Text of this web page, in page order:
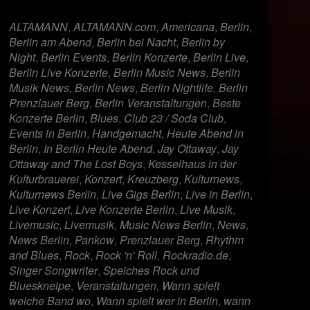
ALTAMANN,ALTAMANN.com,Americana, Berlin,
Berlin am Abend, Berlin bei Nacht, Berlin by
Night, Berlin Events, Berlin Konzerte, Berlin Live,
Berlin Live Konzerte, Berlin Music News, Berlin
Musik News, Berlin News, Berlin Nightlife, Berlin
Prenzlauer Berg, Berlin Veranstaltungen, Beste
Konzerte Berlin, Blues, Club 23 / Soda Club,
Events in Berlin, Handgemacht, Heute Abend in
Berlin, In Berlin Heute Abend, Jay Ottaway, Jay
Ottaway and The Lost Boys, Kesselhaus in der
Kulturbrauerei, Konzert, Kreuzberg, Kulturnews,
Kulturnews Berlin, Live Gigs Berlin, Live in Berlin,
Live Konzert, Live Konzerte Berlin, Live Musik,
Livemusic, Livemusik, Music News Berlin, News,
News Berlin, Pankow, Prenzlauer Berg, Rhythm
and Blues, Rock, Rock 'n' Roll, Rockradio.de,
Singer Songwriter, Speiches Rock und
Blueskneipe, Veranstaltungen, Wann spielt
welche Band wo, Wann spielt wer in Berlin, wann